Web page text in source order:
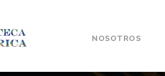
NOSOTROS